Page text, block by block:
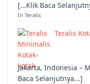
[...Klik Baca
In Teralis
Teralis
Jakarta, Indonesia –
Baca Selanjutnya...]